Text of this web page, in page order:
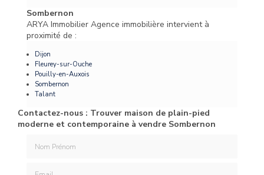
Sombernon
ARYA Immobilier Agence immobilière intervient à
proximité de :
Dijon
Fleurey-sur-Ouche
Pouilly-en-Auxois
Sombernon
Talant
Contactez-nous : Trouver maison de plain-pied
moderne et contemporaine à vendre Sombernon